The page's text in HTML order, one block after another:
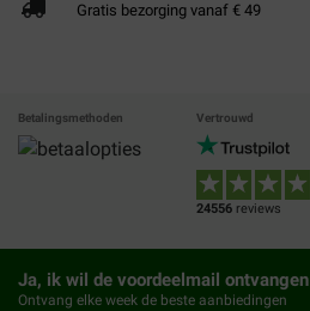
Gratis bezorging vanaf € 49
Betalingsmethoden Vertrouwd
24556 reviews
Ja, ik wil de voordeelmail ontvangen
Ontvang elke week de beste aanbiedingen